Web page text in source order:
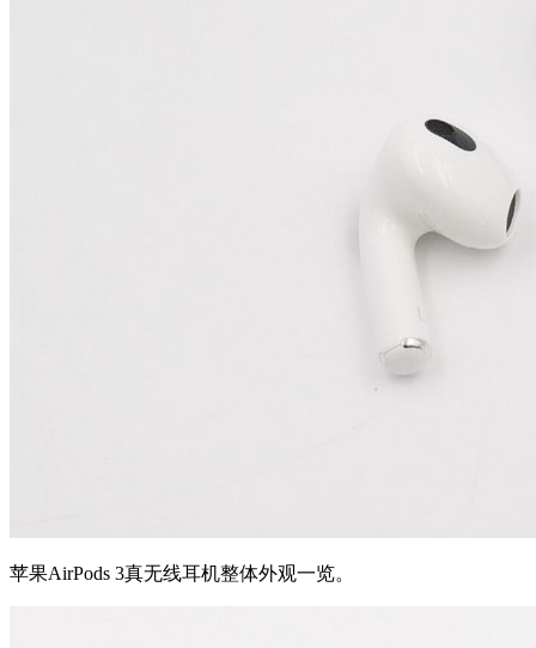
苹果AirPods 3真无线耳机整体外观一览。